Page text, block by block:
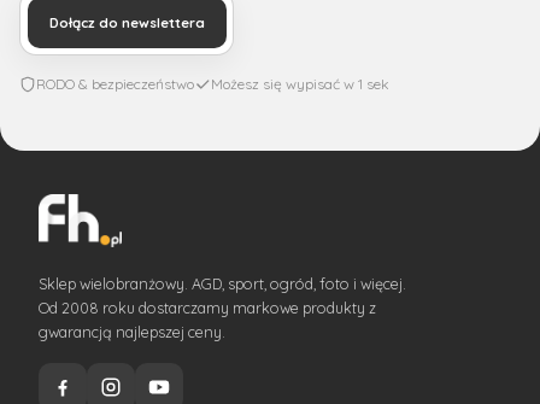
Dołącz do newslettera
RODO & bezpieczeństwo Możesz się wypisać w 1 sek
Sklep wielobranżowy. AGD, sport, ogród, foto i więcej.
Od 2008 roku dostarczamy markowe produkty z
gwarancją najlepszej ceny.